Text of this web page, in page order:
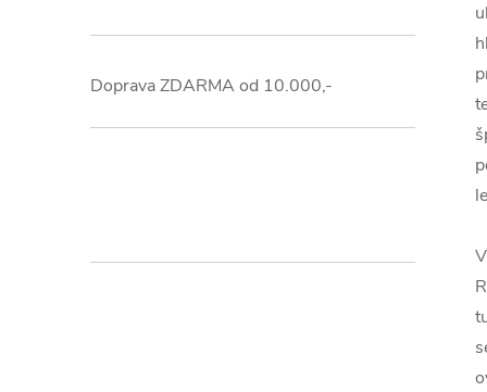
Doprava ZDARMA od 10.000,-